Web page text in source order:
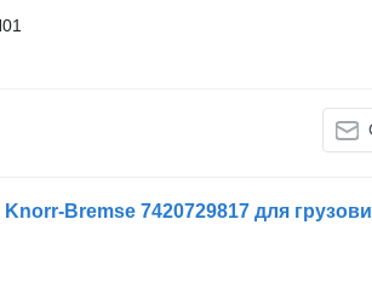
Bremse 7420729817 для